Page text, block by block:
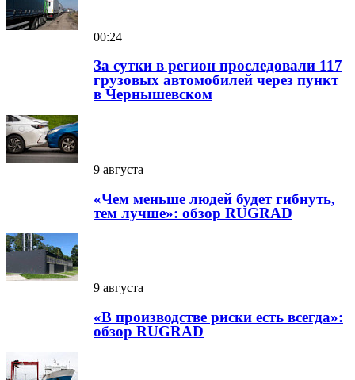
00:24
За сутки в регион проследовали 117
грузовых автомобилей через пункт
в Чернышевском
9 августа
«Чем меньше людей будет гибнуть,
тем лучше»: обзор RUGRAD
9 августа
«В производстве риски есть всегда»:
обзор RUGRAD